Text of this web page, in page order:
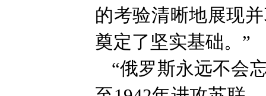
的考验清晰地展现
奠定了坚实基础。”
“俄罗斯永远不会